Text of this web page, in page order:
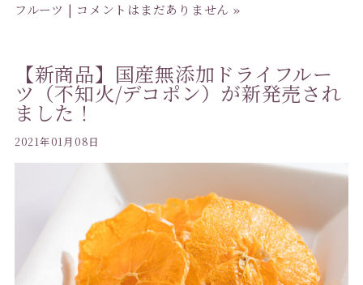
フルーツ | コメントはまだありません »
【新商品】国産無添加ドライフルー
ツ（不知火/デコポン）が新発売され
ました！
2021年01月08日